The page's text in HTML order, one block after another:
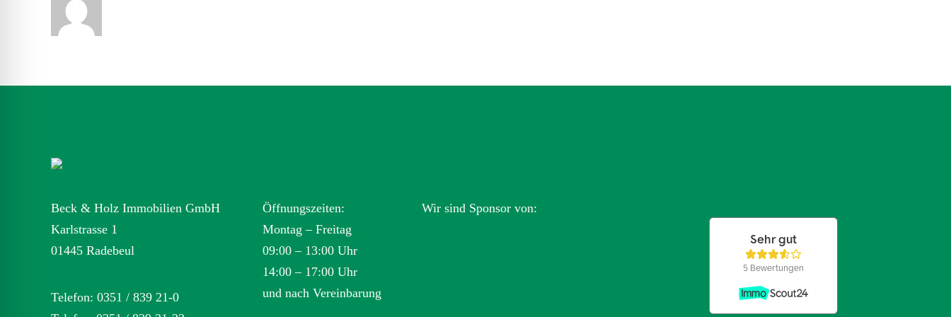
Beck & Holz Immobilien GmbH
Karlstrasse 1
01445 Radebeul
Telefon: 0351 / 839 21-0
Öffnungszeiten:
Montag – Freitag
09:00 – 13:00 Uhr
14:00 – 17:00 Uhr
und nach Vereinbarung
Wir sind Sponsor von: